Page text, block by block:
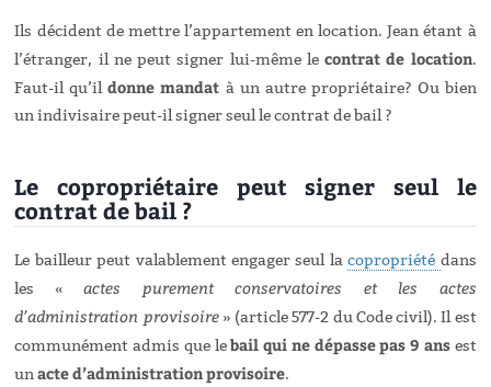
Ils décident de mettre l’appartement en location. Jean étant à
l’étranger, il ne peut signer lui-même lecontrat de location.
Faut-il qu’ildonne mandat à un autre propriétaire? Ou bien
un indivisaire peut-il signer seul le contrat de bail ?
Le copropriétaire peut signer seul le
contrat de bail ?
Le bailleur peut valablement engager seul lacopropriété dans
les «actes purement conservatoires et les actes
d’administration provisoire» (article 577-2 du Code civil). Il est
communément admis que lebail qui ne dépasse pas 9 ansest
unacte d’administration provisoire.